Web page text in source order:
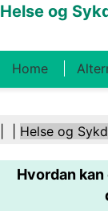
Helse og
Home
Kosthold Og
Helsebransjen
Helse og
Hvordan